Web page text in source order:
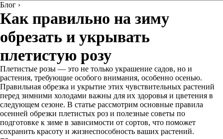
Блог ›
Как правильно на зиму
обрезать и укрывать
плетистую розу
Плетистые розы — это не только украшение садов, но и
растения, требующие особого внимания, особенно осенью.
Правильная обрезка и укрытие этих чувствительных растений
перед зимними холодами важны для их здоровья и цветения в
следующем сезоне. В статье рассмотрим основные правила
осенней обрезки плетистых роз и полезные советы по
подготовке к зиме в зависимости от сортов, что поможет
сохранить красоту и жизнеспособность ваших растений.